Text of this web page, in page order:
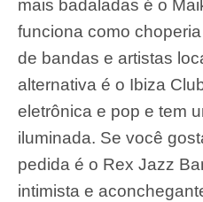
mais badaladas é o
funciona como
de bandas e artistas
alternativa é o Ibiza
eletrônica e pop e tem
iluminada. Se você
pedida é o Rex Jazz
intimista e